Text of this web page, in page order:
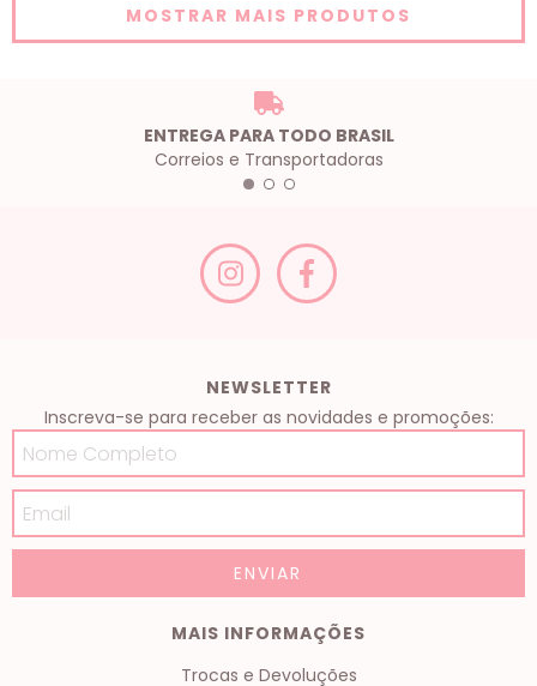
MOSTRAR MAIS PRODUTOS
ENTREGA PARA TODO BRASIL
Correios e Transportadoras
NEWSLETTER
Inscreva-se para receber as novidades e promoções:
MAIS INFORMAÇÕES
Trocas e Devoluções